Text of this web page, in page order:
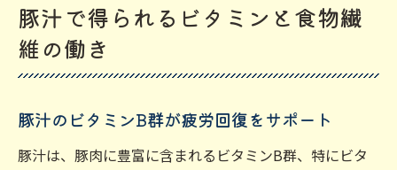
豚汁で得られるビタミンと食物繊
維の働き
豚汁のビタミンB群が疲労回復をサポート
豚汁は、豚肉に豊富に含まれるビタミンB群、特にビタ